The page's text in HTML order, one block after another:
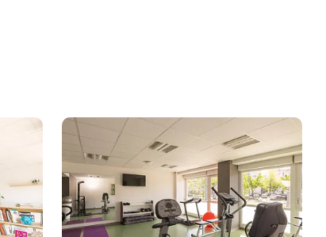
S'associer à Yugo
Informations pour les
parents
Entrer en contact